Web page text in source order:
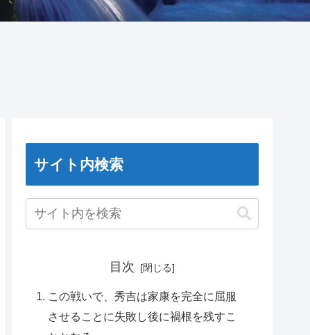
サイト内検索
目次
この戦いで、秀吉は家康を完全に屈服
させることに失敗し後に禍根を残すこ